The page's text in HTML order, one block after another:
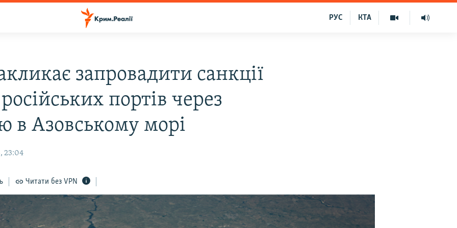
КТА
РУС
запровадити санкції
портів через
в Азовському морі
23:04
Читати без VPN